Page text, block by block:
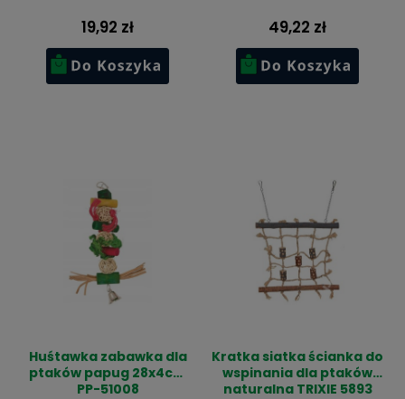
19,92 zł 49,22 zł
Huśtawka zabawka dla
ptaków papug 28x4cm
PP-51008
Kratka siatka ścianka do
wspinania dla ptaków
naturalna TRIXIE 5893